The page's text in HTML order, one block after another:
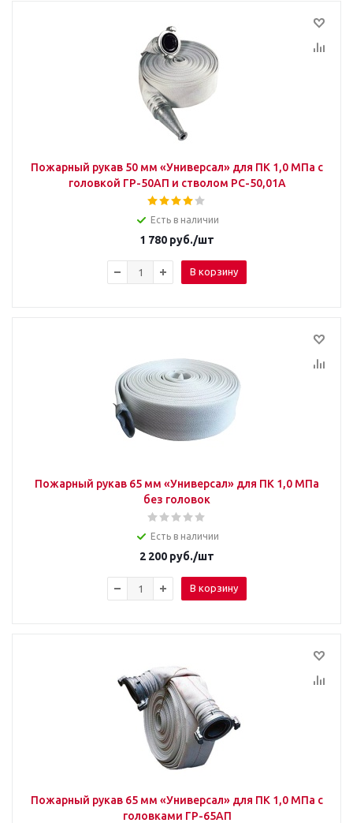
Пожарный рукав 50 мм «Универсал» для ПК 1,0 МПа с
головкой ГР-50АП и стволом РС-50,01А
Есть в наличии
1 780 руб./шт
В корзину
Пожарный рукав 65 мм «Универсал» для ПК 1,0 МПа
без головок
Есть в наличии
2 200 руб./шт
В корзину
Пожарный рукав 65 мм «Универсал» для ПК 1,0 МПа с
головками ГР-65АП